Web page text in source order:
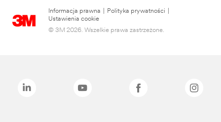
Informacja prawna Polityka prywatności
Ustawienia cookie
© 3M 2026. Wszelkie prawa zastrzeżone.